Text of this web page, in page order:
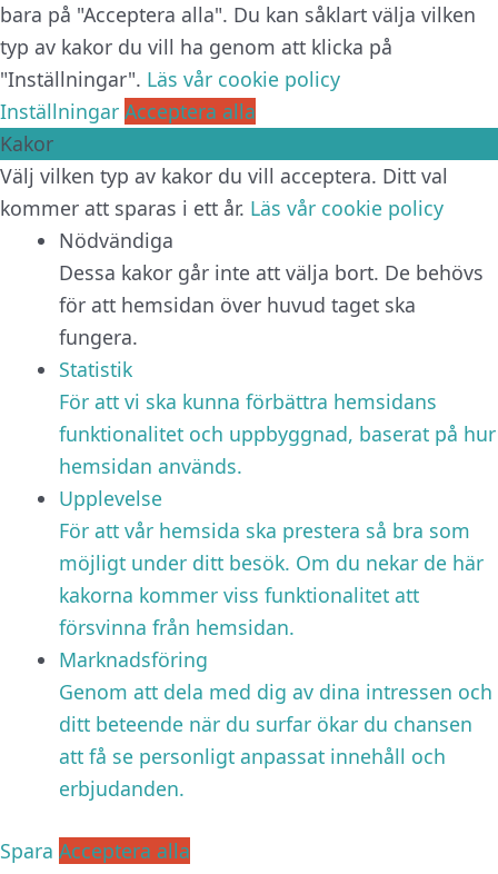
bara på "Acceptera alla". Du kan såklart välja vilken
typ av kakor du vill ha genom att klicka på
"Inställningar". Läs vår cookie policy
Inställningar Acceptera alla
Kakor
Välj vilken typ av kakor du vill acceptera. Ditt val
kommer att sparas i ett år. Läs vår cookie policy
Nödvändiga
Dessa kakor går inte att välja bort. De behövs
för att hemsidan över huvud taget ska
fungera.
Statistik
För att vi ska kunna förbättra hemsidans
funktionalitet och uppbyggnad, baserat på hur
hemsidan används.
Upplevelse
För att vår hemsida ska prestera så bra som
möjligt under ditt besök. Om du nekar de här
kakorna kommer viss funktionalitet att
försvinna från hemsidan.
Marknadsföring
Genom att dela med dig av dina intressen och
ditt beteende när du surfar ökar du chansen
att få se personligt anpassat innehåll och
erbjudanden.
Spara Acceptera alla